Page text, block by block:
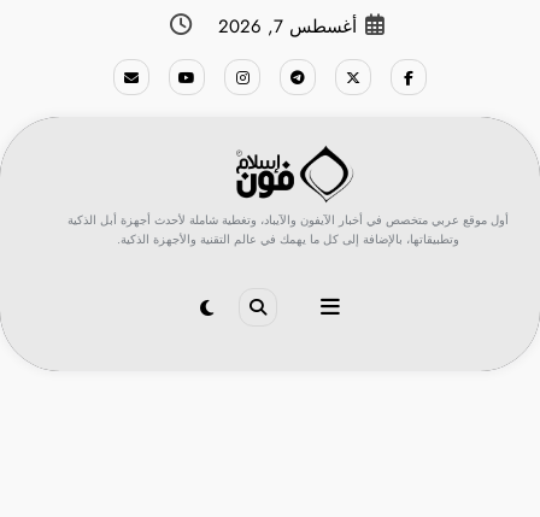
أغسطس 7, 2026
أول موقع عربي متخصص في أخبار الآيفون والآيباد، وتغطية شاملة لأحدث أجهزة أبل الذكية
وتطبيقاتها، بالإضافة إلى كل ما يهمك في عالم التقنية والأجهزة الذكية.